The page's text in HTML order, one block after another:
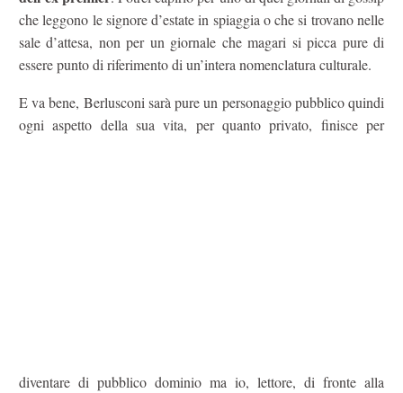
che leggono le signore d’estate in spiaggia o che si trovano nelle
sale d’attesa, non per un giornale che magari si picca pure di
essere punto di riferimento di un’intera nomenclatura culturale.
E va bene, Berlusconi sarà pure un personaggio pubblico quindi
ogni aspetto della sua vita, per quanto privato, finisceper
diventare di pubblico dominio ma io, lettore, di fronte alla